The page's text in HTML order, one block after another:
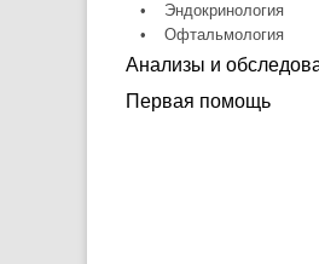
•
Эндокринология
•
Офтальмология
Анализы и
Первая помощь